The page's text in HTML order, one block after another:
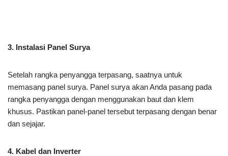
3. Instalasi Panel Surya
Setelah rangka penyangga terpasang, saatnya untuk
memasang panel surya. Panel surya akan Anda pasang pada
rangka penyangga dengan menggunakan baut dan klem
khusus. Pastikan panel-panel tersebut terpasang dengan benar
dan sejajar.
4. Kabel dan Inverter